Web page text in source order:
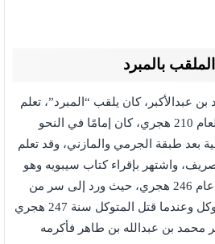
بالمبرد
عبدالأكبر، كان يلقب “المبرد”، تعلم
صغيرًا وقد ولد في البصرة لعام 210 هجري، كان إمامًا في النحو
بعد طبقة الجرمي والمازني، وقد تعلم
واشتهر بإقراء كتاب سيبويه وهو
غلام، وظل في البصرة إلى عام 246 هجري، حيث ورد إلى سر من
رأى بطلب من الخليفة المتوكل وعندما قتل المتوكل سنة 247 هجري
محمد بن عبدالله بن طاهر فأكرمه